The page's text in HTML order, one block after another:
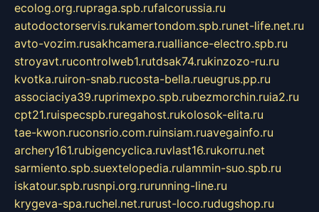
ecolog.org.rupraga.spb.rufalcorussia.ru
autodoctorservis.rukamertondom.spb.runet-life.net.ru
avto-vozim.rusakhcamera.rualliance-electro.spb.ru
stroyavt.rucontrolweb1.rutdsak74.rukinzozo-ru.ru
kvotka.ruiron-snab.rucosta-bella.rueugrus.pp.ru
associaciya39.ruprimexpo.spb.rubezmorchin.ruia2.ru
cpt21.ruispecspb.ruregahost.rukolosok-elita.ru
tae-kwon.ruconsrio.com.ruinsiam.ruavegainfo.ru
archery161.rubigencyclica.ruvlast16.rukorru.net
sarmiento.spb.suextelopedia.rulammin-suo.spb.ru
iskatour.spb.rusnpi.org.rurunning-line.ru
krygeva-spa.ruchel.net.rurust-loco.rudugshop.ru